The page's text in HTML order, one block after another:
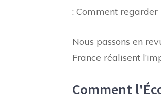
: Comment regarder
Nous passons en
France réalisent
Comment